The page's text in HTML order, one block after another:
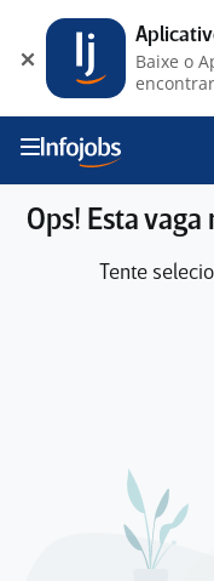
Ops! Esta
Tente
Baixe o